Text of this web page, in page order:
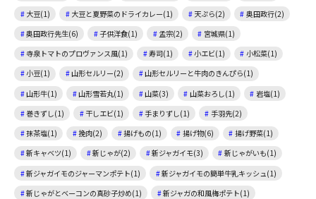
大豆(1)
大豆と夏野菜のドライカレー(1) 天ぷら(2)
奥田政行(2)
奥田政行先生(6)
子供洋食(1) 孟宗(2)
宮城県(1)
寺泉トマトのプロヴァンス風(1)
寿司(1) 小エビ(1)
小松菜(1)
小豆(1)
山形セルリー(2)
山形セルリーと牛肉のきんぴら(1)
山形牛(1)
山形雪若丸(1) 山菜(3) 山菜おろし(1)
岩塩(1)
巻きずし(1)
干しエビ(1) 手まりずし(1)
手羽先(2)
抹茶塩(1)
挽肉(2) 揚げもの(1) 揚げ物(6)
揚げ野菜(1)
新キャベツ(1)
新じゃが(2) 新ジャガイモ(3)
新じゃがいも(1)
新ジャガイモのジャーマンポテト(1)
新ジャガイモの簡単牛乳キッシュ(1)
新じゃがとベーコンの真砂子炒め(1)
新ジャガの和風梅ポテト(1)